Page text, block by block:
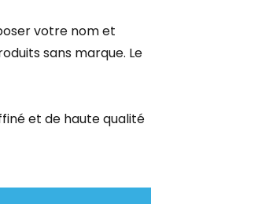
votre nom et
sans marque. Le
et de haute qualité